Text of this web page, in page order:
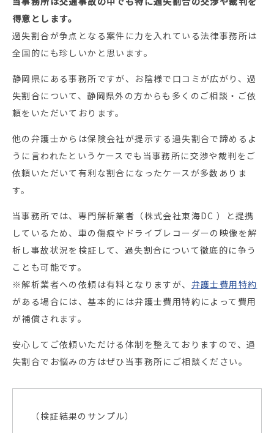
得意とします。
過失割合が争点となる案件に力を入れている法律事務所は
全国的にも珍しいかと思います。
静岡県にある事務所ですが、お陰様で口コミが広がり、過
失割合について、静岡県外の方からも多くのご相談・ご依
頼をいただいております。
他の弁護士からは保険会社が提示する過失割合で諦めるよ
うに言われたというケースでも当事務所に交渉や裁判をご
依頼いただいて有利な割合になったケースが多数ありま
す。
当事務所では、専門解析業者（株式会社東海DC ）と提携
しているため、車の傷痕やドライブレコーダーの映像を解
析し事故状況を検証して、過失割合について徹底的に争う
ことも可能です。
※解析業者への依頼は有料となりますが、 弁護士費用特約
がある場合には、基本的には弁護士費用特約によって費用
が補償されます。
安心してご依頼いただける体制を整えておりますので、過
失割合でお悩みの方はぜひ当事務所にご相談ください。
（検証結果のサンプル）